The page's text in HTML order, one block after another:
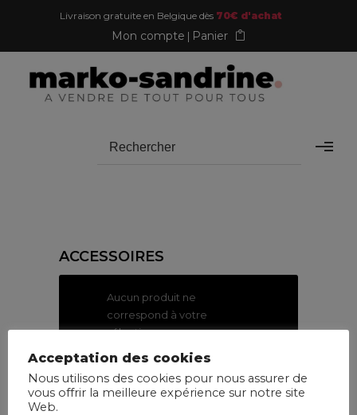
Livraison gratuite en Belgique dès 70€ d'achat
Mon compte Panier
ACCESSOIRES
Aucun produit ne
correspond à votre
sélection.
Acceptation des cookies
Nous utilisons des cookies pour nous assurer de
vous offrir la meilleure expérience sur notre site
Web.